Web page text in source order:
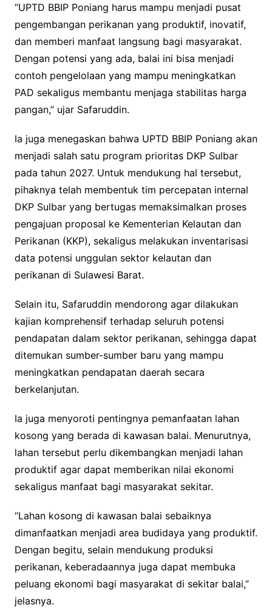
“UPTD BBIP Poniang harus mampu menjadi pusat
pengembangan perikanan yang produktif, inovatif,
dan memberi manfaat langsung bagi masyarakat.
Dengan potensi yang ada, balai ini bisa menjadi
contoh pengelolaan yang mampu meningkatkan
PAD sekaligus membantu menjaga stabilitas harga
pangan,” ujar Safaruddin.
Ia juga menegaskan bahwa UPTD BBIP Poniang akan
menjadi salah satu program prioritas DKP Sulbar
pada tahun 2027. Untuk mendukung hal tersebut,
pihaknya telah membentuk tim percepatan internal
DKP Sulbar yang bertugas memaksimalkan proses
pengajuan proposal ke Kementerian Kelautan dan
Perikanan (KKP), sekaligus melakukan inventarisasi
data potensi unggulan sektor kelautan dan
perikanan di Sulawesi Barat.
Selain itu, Safaruddin mendorong agar dilakukan
kajian komprehensif terhadap seluruh potensi
pendapatan dalam sektor perikanan, sehingga dapat
ditemukan sumber-sumber baru yang mampu
meningkatkan pendapatan daerah secara
berkelanjutan.
Ia juga menyoroti pentingnya pemanfaatan lahan
kosong yang berada di kawasan balai. Menurutnya,
lahan tersebut perlu dikembangkan menjadi lahan
produktif agar dapat memberikan nilai ekonomi
sekaligus manfaat bagi masyarakat sekitar.
“Lahan kosong di kawasan balai sebaiknya
dimanfaatkan menjadi area budidaya yang produktif.
Dengan begitu, selain mendukung produksi
perikanan, keberadaannya juga dapat membuka
peluang ekonomi bagi masyarakat di sekitar balai,”
jelasnya.